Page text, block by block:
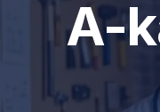
A-